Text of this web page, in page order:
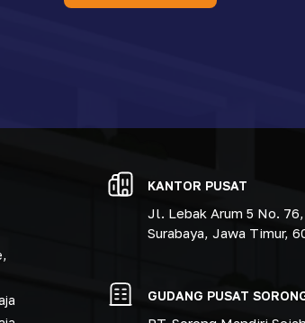
KANTOR PUSAT
Jl. Lebak Arum 5 No. 76,
Surabaya, Jawa Timur,
GUDANG PUSAT